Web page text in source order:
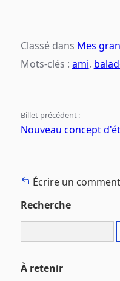
Classé dans Mes
Mots-clés : ami,
Billet précédent :
Nouveau concept
Écrire un
Recherche
À retenir